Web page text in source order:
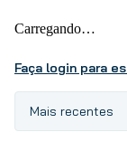
Carregando…
Faça login para
Mais recentes